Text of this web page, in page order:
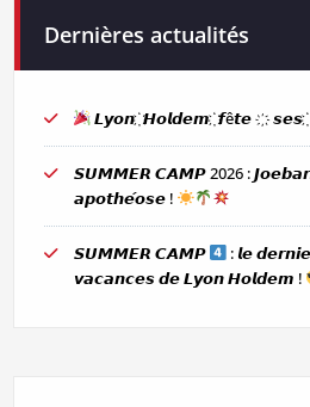
Dernières actualités
𝙇𝙮𝙤𝙣 ҉ 𝙃𝙤𝙡𝙙𝙚𝙢 ҉ 𝙛ê𝙩𝙚 ҉ 𝙨𝙚𝙨
𝙎𝙐𝙈𝙈𝙀𝙍 𝘾𝘼𝙈𝙋 2026 :
𝙖𝙥𝙤𝙩𝙝𝙚́𝙤𝙨𝙚 !
𝙎𝙐𝙈𝙈𝙀𝙍 𝘾𝘼𝙈𝙋
: 𝙡𝙚
𝙫𝙖𝙘𝙖𝙣𝙘𝙚𝙨 𝙙𝙚 𝙇𝙮𝙤𝙣 𝙃𝙤𝙡𝙙𝙚𝙢 !